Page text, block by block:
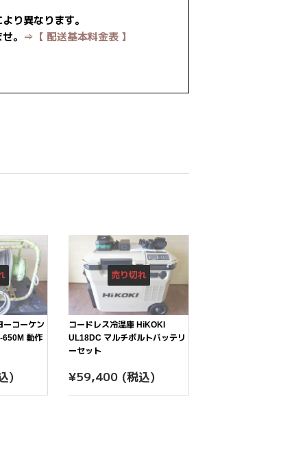
り異なります。
。
⇒【 配送基本料金表 】
ーコーケン
650M 動作
)
売り切れ
コードレス冷温庫 HiKOKI
UL18DC マルチボルトバッテリ
ーセット
通
常
¥59,400 ¥59,400
(税込)